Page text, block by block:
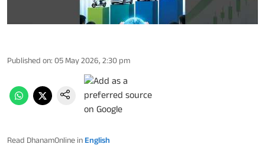
Published on: 05 May 2026, 2:30 pm
Read DhanamOnline in English